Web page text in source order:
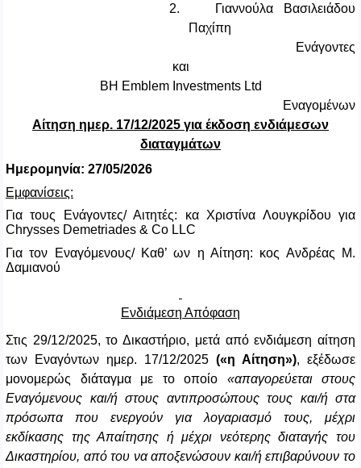
2.
Γιαννούλα Βασιλειάδου
Παχίπη
Ενάγοντες
και
BH Emblem Investments Ltd
Εναγομένων
Αίτηση ημερ. 17/12/2025 για έκδοση ενδιάμεσων
διαταγμάτων
Ημερομηνία: 27/05/2026
Εμφανίσεις:
Για τους Ενάγοντες/ Αιτητές: κα Χριστίνα Λουγκρίδου για
Chrysses Demetriades & Co LLC
Για τον Εναγόμενους/ Καθ’ ων η Αίτηση: κος Ανδρέας Μ.
Δαμιανού
Ενδιάμεση Απόφαση
Στις 29/12/2025, το Δικαστήριο, μετά από ενδιάμεση αίτηση
των Εναγόντων ημερ. 17/12/2025 («η Αίτηση»), εξέδωσε
μονομερώς διάταγμα με το οποίο «απαγορεύεται στους
Εναγόμενους και/ή στους αντιπροσώπους τους και/ή στα
πρόσωπα που ενεργούν για λογαριασμό τους, μέχρι
εκδίκασης της Απαίτησης ή μέχρι νεότερης διαταγής του
Δικαστηρίου, από του να αποξενώσουν και/ή επιβαρύνουν το